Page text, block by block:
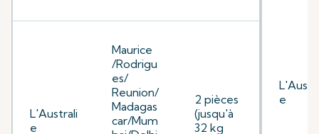
L'Australi
e
Maurice
/Rodrigu
es/
Reunion/
Madagas
car/Mum
2 pièces
(jusqu'à
32 kg
e